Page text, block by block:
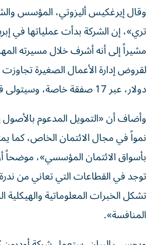
وقال إيرغكيس أليزوتي، المؤسس
مشيراً إلى أنه أشرف خلال مسيرته
دولار، عبر 17 صفقة خاصة، وسيتولى قيادة المنصة الجديدة.
وأضاف أن «التمويل المدعوم
نمواً في مجال الائتمان الخاص، كما
بأسواق الائتمان المؤسسي»، موضحاً
توجد في القطاعات التي تعاني من
تشكل الخبرات المعلوماتية والهيكلية
المنافسة».